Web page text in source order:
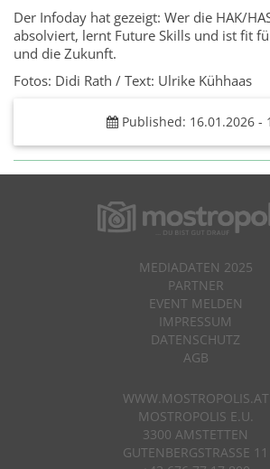
Der Infoday hat gezeigt: Wer die HAK/
absolviert, lernt Future Skills und ist fit
und die Zukunft.
Fotos: Didi Rath / Text: Ulrike Kühhaas
Published: 16.01.2026 -
MEDIADATEN 2025
PARTNER
EVENT MELDEN
IMPRESSUM
DATENSCHUTZ
AGB
WWW.MOSTROPOLIS.AT
MOSTROPOLIS E.U.
3300 AMSTETTEN
GUTENBERGSTRASSE 11